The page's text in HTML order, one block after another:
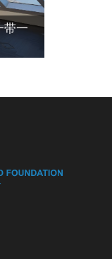
角城市群和珠三角
務院此前已批准了
2010年，國務院
心區和輻射區。
蘇州、無錫、杭
力、服務功能和
群已成為中國城市
水準最高的地
年12月，《珠江
）》正式發
带一